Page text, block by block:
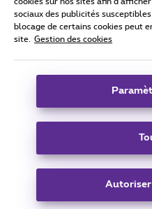
Tous droits réservés. © 2026
Conditions générales, info
Coordonnées de l’entreprise
Boulevard du Roi Albert II 27
Carrier & Wholesale Solutions
|Telindus
|Sitemap
sociaux des publicités
blocage de certains cookies peut
site.
Gestion des cookies
Autoriser